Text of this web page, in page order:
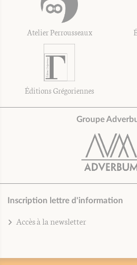
Atelier Perrousseaux
Éditions Grégoriennes
Groupe
Inscription lettre d'information
Accès à la newsletter